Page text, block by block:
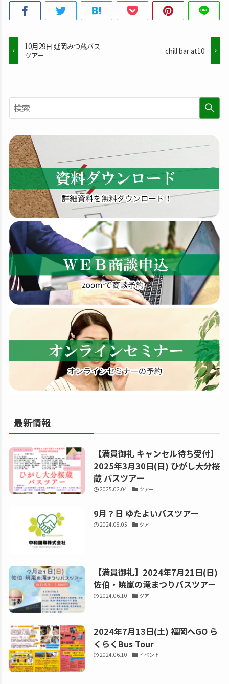
10月29日 延岡みつ蔵バス
ツアー
chill bar at10
索
す
る
最新情報
【満員御礼 キャンセル待ち受付】
2025年3月30日(日) ひがし大分桜
蔵 バスツアー
2025.02.04 ツアー
9月？日 ゆたよいバスツアー
2024.08.05 ツアー
【満員御礼】2024年7月21日(日)
佐伯・暁嵐の滝まつりバスツアー
2024.06.10 ツアー
2024年7月13日(土) 福岡へGO ら
くらくBus Tour
2024.06.10 イベント